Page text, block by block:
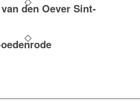
den Oever Sint-